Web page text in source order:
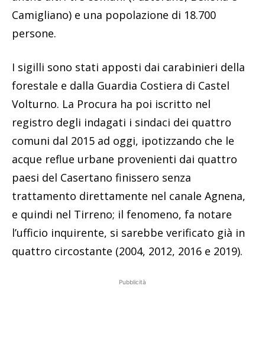
Camigliano) e una popolazione di 18.700
persone.
I sigilli sono stati apposti dai carabinieri della
forestale e dalla Guardia Costiera di Castel
Volturno. La Procura ha poi iscritto nel
registro degli indagati i sindaci dei quattro
comuni dal 2015 ad oggi, ipotizzando che le
acque reflue urbane provenienti dai quattro
paesi del Casertano finissero senza
trattamento direttamente nel canale Agnena,
e quindi nel Tirreno; il fenomeno, fa notare
l’ufficio inquirente, si sarebbe verificato già in
quattro circostante (2004, 2012, 2016 e 2019).
Pubblicità